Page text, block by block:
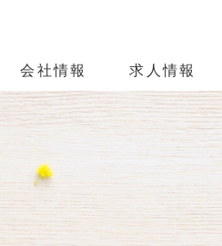
会社情報 求人情報